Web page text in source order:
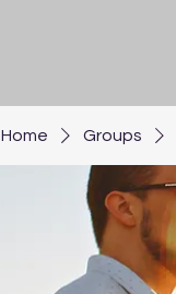
Home Groups